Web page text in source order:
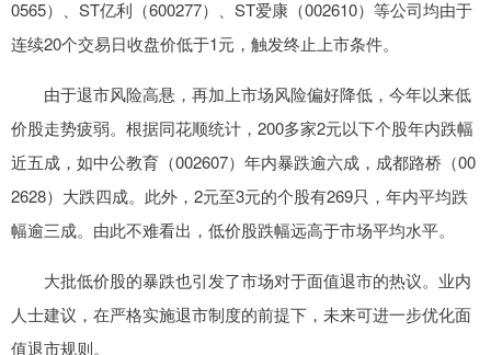
0565）、ST亿利（600277）、ST爱康（002610）等公司均由于
连续20个交易日收盘价低于1元，触发终止上市条件。
由于退市风险高悬，再加上市场风险偏好降低，今年以来低
价股走势疲弱。根据同花顺统计，200多家2元以下个股年内跌幅
近五成，如中公教育（002607）年内暴跌逾六成，成都路桥（00
2628）大跌四成。此外，2元至3元的个股有269只，年内平均跌
幅逾三成。由此不难看出，低价股跌幅远高于市场平均水平。
大批低价股的暴跌也引发了市场对于面值退市的热议。业内
人士建议，在严格实施退市制度的前提下，未来可进一步优化面
值退市规则。